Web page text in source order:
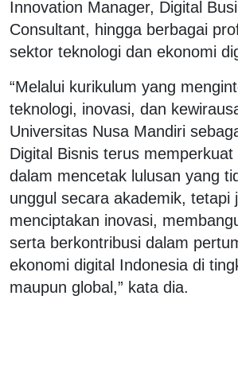
Innovation Manager, Digital
Consultant, hingga berbagai
sektor teknologi dan ekonomi
“Melalui kurikulum yang
teknologi, inovasi, dan
Universitas Nusa Mandiri
Digital Bisnis terus
dalam mencetak lulusan yang
unggul secara akademik, tetapi
menciptakan inovasi,
serta berkontribusi dalam
ekonomi digital Indonesia di
maupun global,” kata dia.